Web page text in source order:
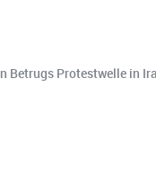
Betrugs Protestwelle in